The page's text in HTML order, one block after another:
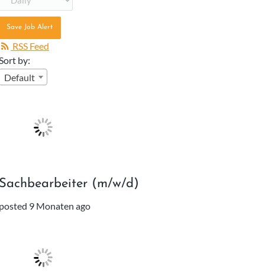
Save Job Alert
RSS Feed
by:
Default
(m/w/d)
9 Monaten ago